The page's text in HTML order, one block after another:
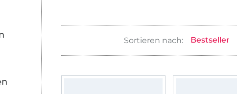
Bestseller